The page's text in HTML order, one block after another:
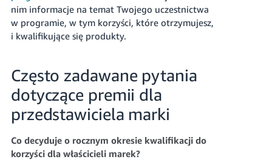
nim informacje na temat Twojego uczestnictwa
w programie, w tym korzyści, które otrzymujesz,
i kwalifikujące się produkty.
Często zadawane pytania
dotyczące premii dla
przedstawiciela marki
Co decyduje o rocznym okresie kwalifikacji do
korzyści dla właścicieli marek?